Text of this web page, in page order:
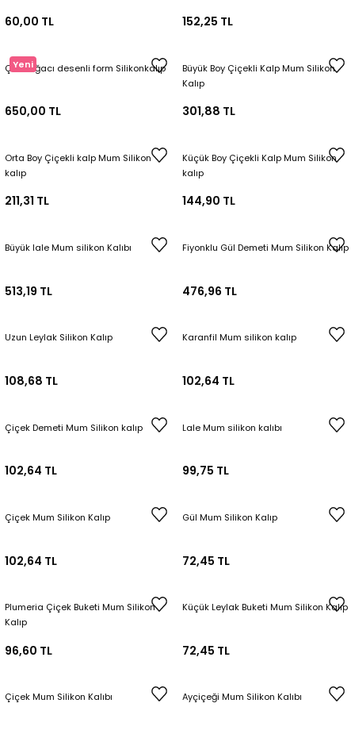
60,00 TL 152,25 TL
Yeni
Çam Ağacı desenli form Silikonkalıp
650,00 TL
Büyük Boy Çiçekli Kalp Mum Silikon
Kalıp
301,88 TL
Orta Boy Çiçekli kalp Mum Silikon
kalıp
211,31 TL
Küçük Boy Çiçekli Kalp Mum Silikon
kalıp
144,90 TL
Büyük lale Mum silikon Kalıbı
513,19 TL
Fiyonklu Gül Demeti Mum Silikon Kalıp
476,96 TL
Uzun Leylak Silikon Kalıp
108,68 TL
Karanfil Mum silikon kalıp
102,64 TL
Çiçek Demeti Mum Silikon kalıp
102,64 TL
Lale Mum silikon kalıbı
99,75 TL
Çiçek Mum Silikon Kalıp
102,64 TL
Gül Mum Silikon Kalıp
72,45 TL
Plumeria Çiçek Buketi Mum Silikon
Kalıp
96,60 TL
Küçük Leylak Buketi Mum Silikon Kalıp
72,45 TL
Çiçek Mum Silikon Kalıbı Ayçiçeği Mum Silikon Kalıbı